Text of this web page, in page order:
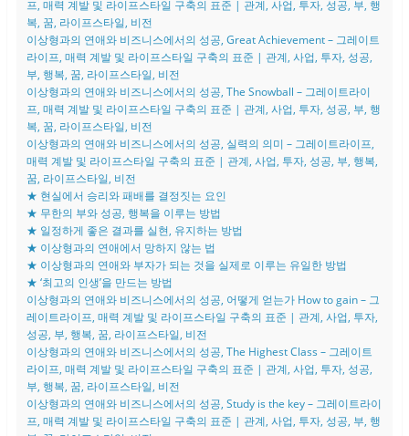
프, 매력 계발 및 라이프스타일 구축의 표준 | 관계, 사업, 투자, 성공, 부, 행
복, 꿈, 라이프스타일, 비전
이상형과의 연애와 비즈니스에서의 성공, Great Achievement – 그레이트
라이프, 매력 계발 및 라이프스타일 구축의 표준 | 관계, 사업, 투자, 성공,
부, 행복, 꿈, 라이프스타일, 비전
이상형과의 연애와 비즈니스에서의 성공, The Snowball – 그레이트라이
프, 매력 계발 및 라이프스타일 구축의 표준 | 관계, 사업, 투자, 성공, 부, 행
복, 꿈, 라이프스타일, 비전
이상형과의 연애와 비즈니스에서의 성공, 실력의 의미 – 그레이트라이프,
매력 계발 및 라이프스타일 구축의 표준 | 관계, 사업, 투자, 성공, 부, 행복,
꿈, 라이프스타일, 비전
★ 현실에서 승리와 패배를 결정짓는 요인
★ 무한의 부와 성공, 행복을 이루는 방법
★ 일정하게 좋은 결과를 실현, 유지하는 방법
★ 이상형과의 연애에서 망하지 않는 법
★ 이상형과의 연애와 부자가 되는 것을 실제로 이루는 유일한 방법
★ ‘최고의 인생’을 만드는 방법
이상형과의 연애와 비즈니스에서의 성공, 어떻게 얻는가 How to gain – 그
레이트라이프, 매력 계발 및 라이프스타일 구축의 표준 | 관계, 사업, 투자,
성공, 부, 행복, 꿈, 라이프스타일, 비전
이상형과의 연애와 비즈니스에서의 성공, The Highest Class – 그레이트
라이프, 매력 계발 및 라이프스타일 구축의 표준 | 관계, 사업, 투자, 성공,
부, 행복, 꿈, 라이프스타일, 비전
이상형과의 연애와 비즈니스에서의 성공, Study is the key – 그레이트라이
프, 매력 계발 및 라이프스타일 구축의 표준 | 관계, 사업, 투자, 성공, 부, 행